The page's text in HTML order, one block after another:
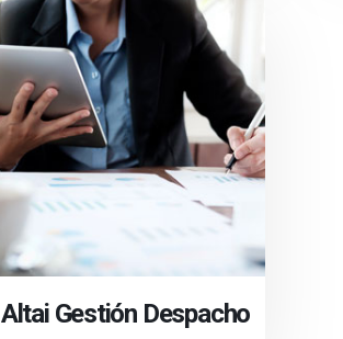
Altai Gestión Despacho